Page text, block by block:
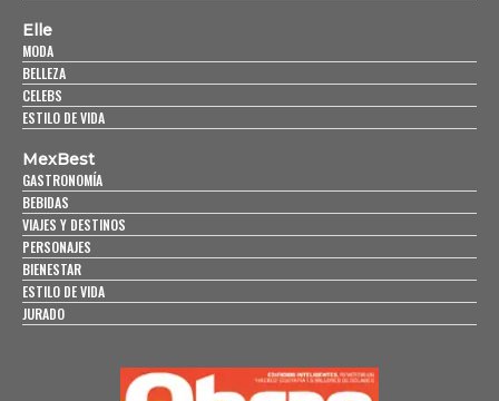
Elle
MODA
BELLEZA
CELEBS
ESTILO DE VIDA
MexBest
GASTRONOMÍA
BEBIDAS
VIAJES Y DESTINOS
PERSONAJES
BIENESTAR
ESTILO DE VIDA
JURADO